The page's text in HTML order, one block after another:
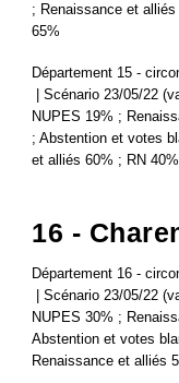
; Renaissance et
65%
Département 15 -
| Scénario 23/05/22
NUPES 19% ;
; Abstention et votes
et alliés 60% ; RN
16 -
Département 16 -
| Scénario 23/05/22
NUPES 30% ;
Abstention et votes
Renaissance et alliés